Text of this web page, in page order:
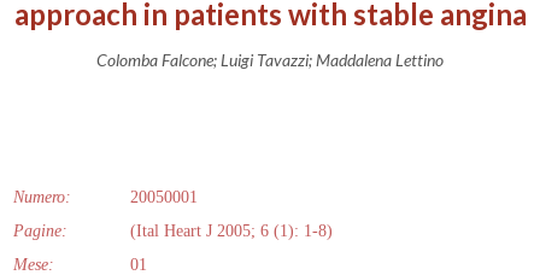
approach in patients with stable angina
Colomba Falcone; Luigi Tavazzi; Maddalena Lettino
Numero:
20050001
Pagine:
(Ital Heart J 2005; 6 (1): 1-8)
Mese:
01